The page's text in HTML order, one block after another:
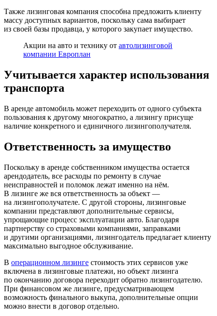
Также лизинговая компания способна предложить клиенту
массу доступных вариантов, поскольку сама выбирает
из своей базы продавца, у которого закупает имущество.
Акции на авто и технику от автолизинговой
компании Европлан
Учитывается характер использования
транспорта
В аренде автомобиль может переходить от одного субъекта
пользования к другому многократно, а лизингу присуще
наличие конкретного и единичного лизингополучателя.
Ответственность за имущество
Поскольку в аренде собственником имущества остается
арендодатель, все расходы по ремонту в случае
неисправностей и поломок лежат именно на нём.
В лизинге же вся ответственность за объект —
на лизингополучателе. С другой стороны, лизинговые
компании представляют дополнительные сервисы,
упрощающие процесс эксплуатации авто. Благодаря
партнерству со страховыми компаниями, заправками
и другими организациями, лизингодатель предлагает клиенту
максимально выгодное обслуживание.
В операционном лизинге стоимость этих сервисов уже
включена в лизинговые платежи, но объект лизинга
по окончанию договора переходит обратно лизингодателю.
При финансовом же лизинге, предусматривающем
возможность финального выкупа, дополнительные опции
можно внести в договор отдельно.